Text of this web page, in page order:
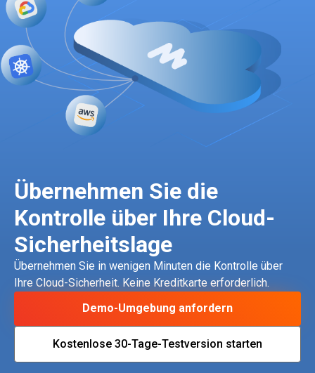
Übernehmen Sie die
Kontrolle über Ihre Cloud-
Sicherheitslage
Übernehmen Sie in wenigen Minuten die Kontrolle über
Ihre Cloud-Sicherheit. Keine Kreditkarte erforderlich.
Demo-Umgebung anfordern
Kostenlose 30-Tage-Testversion starten